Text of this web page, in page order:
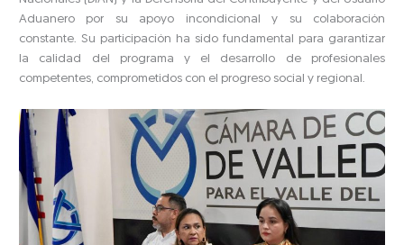
Aduanero por su apoyo incondicional y su colaboración
constante. Su participación ha sido fundamental para garantizar
la calidad del programa y el desarrollo de profesionales
competentes, comprometidos con el progreso social y regional.